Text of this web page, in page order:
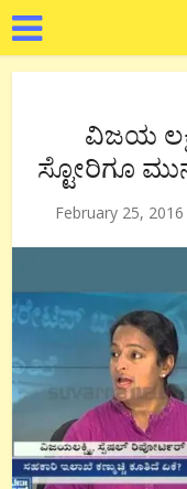
ವಿಜಯ
ಸ್ಟೋರಿಗೂ
February 25, 2016